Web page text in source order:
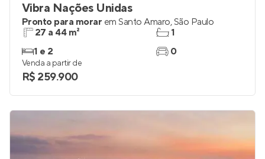
Vibra Nações Unidas
Pronto para morar em Santo Amaro,São Paulo
27 a 44 m²
1 e 2
1
0
Venda a partir de
R$ 259.900